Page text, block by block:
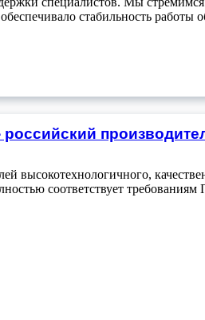
стабильность
соответствует